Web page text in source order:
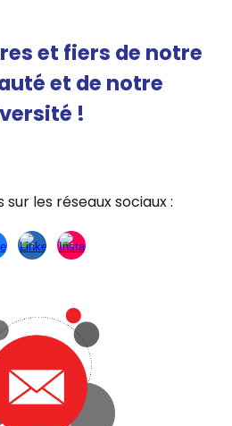
et fiers de notre
et de notre
!
les réseaux sociaux :